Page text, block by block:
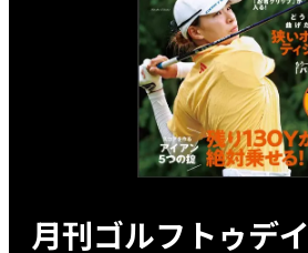
月刊ゴルフトゥデイ